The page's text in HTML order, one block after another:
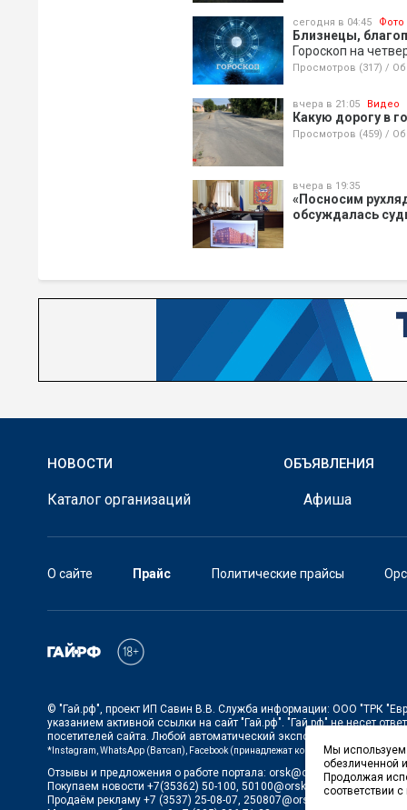
сегодня в 04:45 Фото
Близнецы,
Гороскоп на
Просмотров (317) /
вчера в 21:05 Видео
Какую дорогу в
Просмотров (459) /
вчера в 19:35
«Посносим
обсуждалась
НОВОСТИ ОБЪЯВЛЕНИЯ
Каталог организаций Афиша
О сайте Прайс Политические прайсы
© "Гай.рф", проект ИП Савин В.В. Служба информации: ООО "ТРК
указанием активной ссылки на сайт "Гай.рф". "Гай.рф"не несет
посетителей сайта. Любой автоматический экспорт и импорт
*Instagram, WhatsApp (Ватсап), Facebook (принадлежат корпорации Meta,
Отзывы и предложения о работе портала: orsk@orsk.ru
Покупаем новости +7(35362) 50-100, 50100@orsk.ru
Продаём рекламу +7 (3537) 25-08-07, 250807@orsk.ru
Мы
обезличенной
Продолжая
соответствии